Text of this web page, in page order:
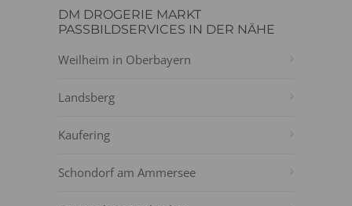
DM DROGERIE MARKT
PASSBILDSERVICES IN DER NÄHE
Weilheim in Oberbayern
Landsberg
Kaufering
Schondorf am Ammersee